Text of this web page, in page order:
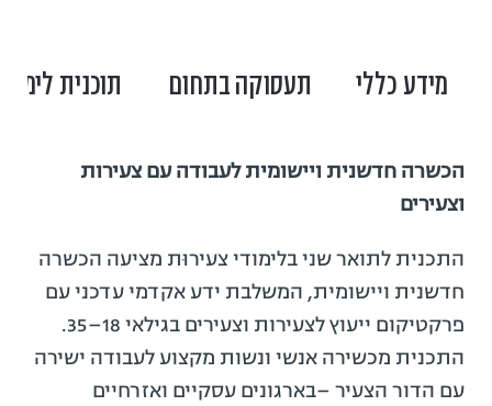
מידע כללי תעסוקה בתחום תוכנית לימוד
הכשרה חדשנית ויישומית לעבודה עם צעירות
וצעירים
התכנית לתואר שני בלימודי צעירוּת מציעה הכשרה
חדשנית ויישומית, המשלבת ידע אקדמי עדכני עם
פרקטיקום ייעוץ לצעירות וצעירים בגילאי 18–35.
התכנית מכשירה אנשי ונשות מקצוע לעבודה ישירה
עם הדור הצעיר –בארגונים עסקיים ואזרחיים